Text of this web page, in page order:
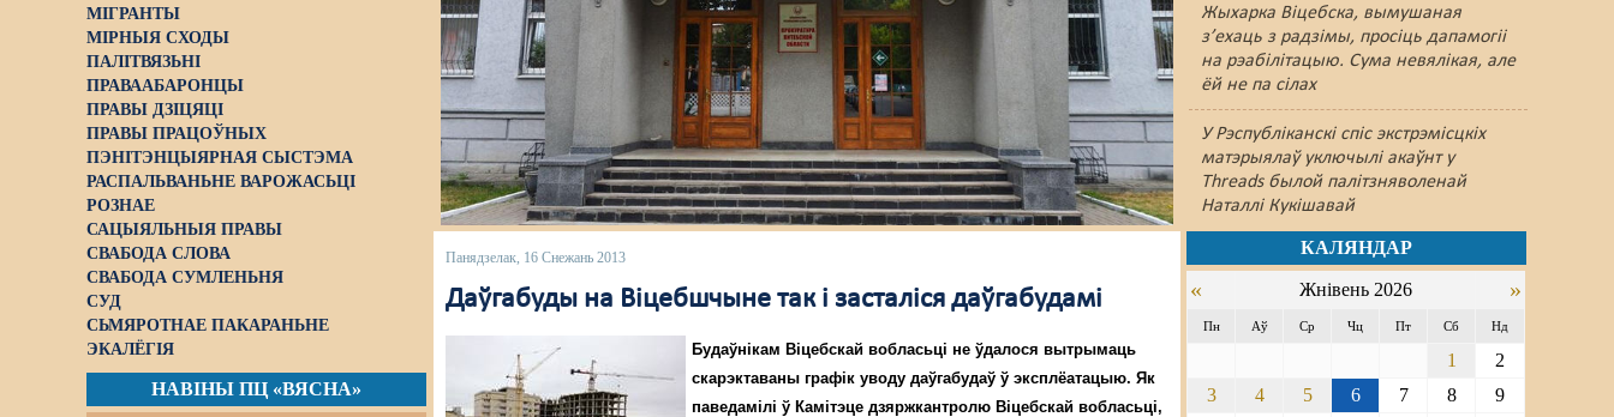
МІГРАНТЫ
МІРНЫЯ СХОДЫ
ПАЛІТВЯЗЬНІ
ПРАВААБАРОНЦЫ
ПРАВЫ ДЗІЦЯЦІ
ПРАВЫ ПРАЦОЎНЫХ
ПЭНІТЭНЦЫЯРНАЯ СЫСТЭМА
РАСПАЛЬВАНЬНЕ ВАРОЖАСЬЦІ
РОЗНАЕ
САЦЫЯЛЬНЫЯ ПРАВЫ
СВАБОДА СЛОВА
СВАБОДА СУМЛЕНЬНЯ
СУД
СЬМЯРОТНАЕ ПАКАРАНЬНЕ
ЭКАЛЁГІЯ
НАВІНЫ ПЦ «ВЯСНА»
Жыхарка Віцебска, вымушаная
з’ехаць з радзімы, просіць дапамогіі
на рэабілітацыю. Сума невялікая, але
ёй не па сілах
У Рэспубліканскі спіс экстрэмісцкіх
матэрыялаў уключылі акаўнт у
Threads былой палітзняволенай
Наталлі Кукішавай
Панядзелак, 16 Снежань 2013
Даўгабуды на Віцебшчыне так і засталіся даўгабудамі
Будаўнікам Віцебскай вобласьці не ўдалося вытрымаць
скарэктаваны графік уводу даўгабудаў ў эксплёатацыю. Як
паведамілі ў Камітэце дзяржкантролю Віцебскай вобласьці,
КАЛЯНДАР
« Жнівень 2026 »
Пн Аў Ср Чц Пт Сб Нд
1
2
3
4 5 6 7 8
9